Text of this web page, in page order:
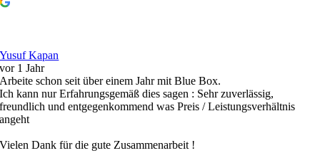
Yusuf Kapan
vor 1 Jahr
Arbeite schon seit über einem Jahr mit Blue Box.
Ich kann nur Erfahrungsgemäß dies sagen : Sehr zuverlässig,
freundlich und entgegenkommend was Preis / Leistungsverhältnis
angeht
Vielen Dank für die gute Zusammenarbeit !